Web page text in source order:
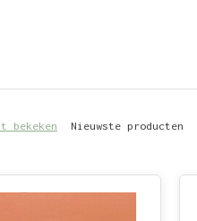
bekeken Nieuwste producten